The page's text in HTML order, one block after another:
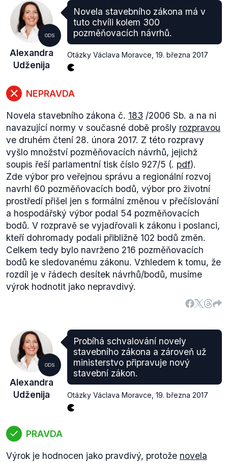
prominutí.
Pro určení
rozsahu(.pdf, str. 4) jsou důležitá dvě
kritéria:ospravedlnitelný důvod prodlení
porušování povinnostípři správě daní daňovým
subjektem. Pokutu pak lze prominout až do výše
100 %. Ospravedlnitelný důvod posuzuje správce
výše může být pokuta prominuta.
ODS
Alexandra
Udženija
Novela stavebního zákona má v
tuto chvíli kolem 300
pozměňovacích návrhů.
Otázky Václava Moravce 19. března 2017
NEPRAVDA
Novela stavebního zákona č. 183 /2006 Sb. a na ni
navazující normy v současné době prošly rozpravou
ve druhém čtení 28. února 2017. Z této rozpravy
vyšlo množství pozměňovacích návrhů, jejichž
soupis řeší parlamentní tisk číslo 927/5 (. pdf).
Zde výbor pro veřejnou správu a regionální rozvoj
navrhl 60 pozměňovacích bodů, výbor pro životní
prostředí přišel jen s formální změnou v přečíslování
a hospodářský výbor podal 54 pozměňovacích
bodů. V rozpravě se vyjadřovali k zákonu i poslanci,
kteří dohromady podali přibližně 102 bodů změn.
Celkem tedy bylo navrženo 216 pozměňovacích
bodů ke sledovanému zákonu. Vzhledem k tomu, že
rozdíl je v řádech desítek návrhů/bodů, musíme
výrok hodnotit jako nepravdivý.
ODS
Alexandra
Udženija
Probíhá schvalování novely
stavebního zákona a zároveň už
ministerstvo připravuje nový
stavební zákon.
Otázky Václava Moravce 19. března 2017
PRAVDA
Výrok je hodnocen jako pravdivý, protože novela